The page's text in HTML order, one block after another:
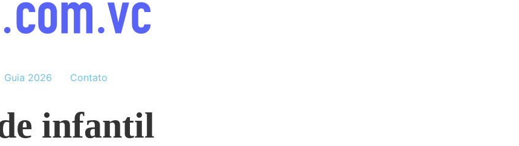
Guia 2026 Contato
infantil